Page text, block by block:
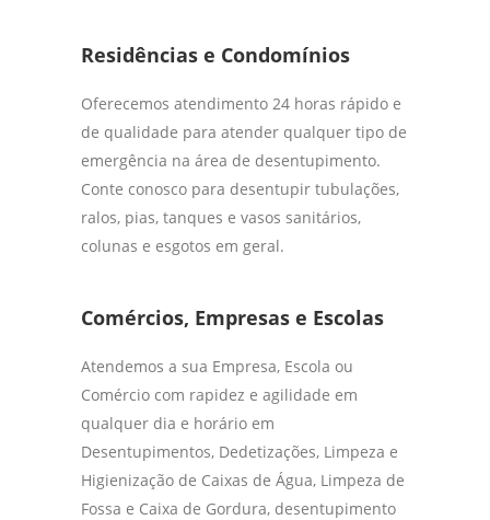
Residências e Condomínios
Oferecemos atendimento 24 horas rápido e
de qualidade para atender qualquer tipo de
emergência na área de desentupimento.
Conte conosco para desentupir tubulações,
ralos, pias, tanques e vasos sanitários,
colunas e esgotos em geral.
Comércios, Empresas e Escolas
Atendemos a sua Empresa, Escola ou
Comércio com rapidez e agilidade em
qualquer dia e horário em
Desentupimentos, Dedetizações, Limpeza e
Higienização de Caixas de Água, Limpeza de
Fossa e Caixa de Gordura, desentupimento